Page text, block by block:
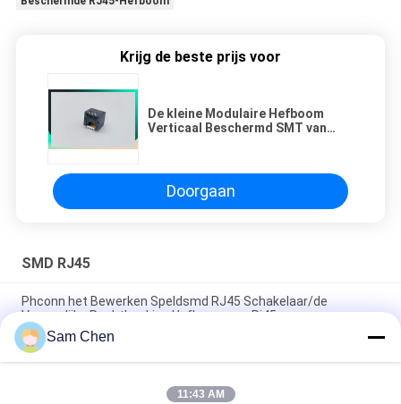
Krijg de beste prijs voor
De kleine Modulaire Hefboom
Verticaal Beschermd SMT van
Soldeersellusje 8P8C
Doorgaan
SMD RJ45
Phconn het Bewerken Speldsmd RJ45 Schakelaar/de
Vrouwelijke Rechthoekige Hefboom van Rj45
Aangepaste 125 VAC RMS 18.1L SMD RJ45 voor Video,
Voorzien van een netwerk, Telecommunicatie
Sam Chen
11:43 AM